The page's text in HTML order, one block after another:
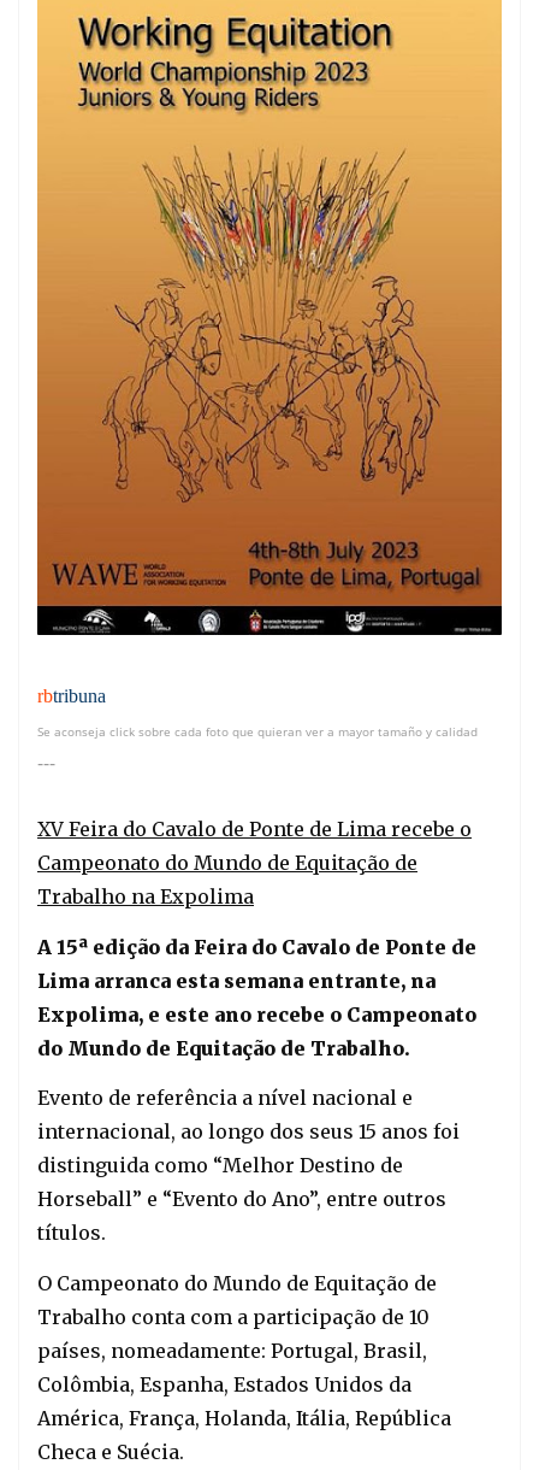
rbtribuna
Se aconseja click sobre cada foto que quieran ver a mayor tamaño y calidad
---
XV Feira do Cavalo de Ponte de Lima recebe o
Campeonato do Mundo de Equitação de
Trabalho na Expolima
A 15ª edição da Feira do Cavalo de Ponte de
Lima arranca esta semana entrante, na
Expolima, e este ano recebe o Campeonato
do Mundo de Equitação de Trabalho.
Evento de referência a nível nacional e
internacional, ao longo dos seus 15 anos foi
distinguida como “Melhor Destino de
Horseball” e “Evento do Ano”, entre outros
títulos.
O Campeonato do Mundo de Equitação de
Trabalho conta com a participação de 10
países, nomeadamente: Portugal, Brasil,
Colômbia, Espanha, Estados Unidos da
América, França, Holanda, Itália, República
Checa e Suécia.